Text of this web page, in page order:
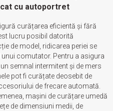
cu autoportret
curățarea eficientă și fără
lucru posibil datorită
de model, ridicarea periei se
comutator. Pentru a asigura
semnal intermitent și de mers
pot fi curățate deosebit de
de frecare automată.
mașini de curățare umedă
de dimensiuni medii, de